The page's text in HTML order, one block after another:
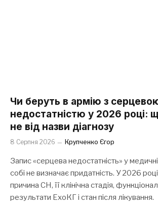
Чи беруть в армію з
недостатністю у 2026 році:
не від назви діагнозу
8 Серпня 2026 Крупченко Єгор
Запис «серцева недостатність» у
собі не визначає придатність. У 2026
причина СН, її клінічна стадія,
результати ЕхоКГ і стан після лікування.